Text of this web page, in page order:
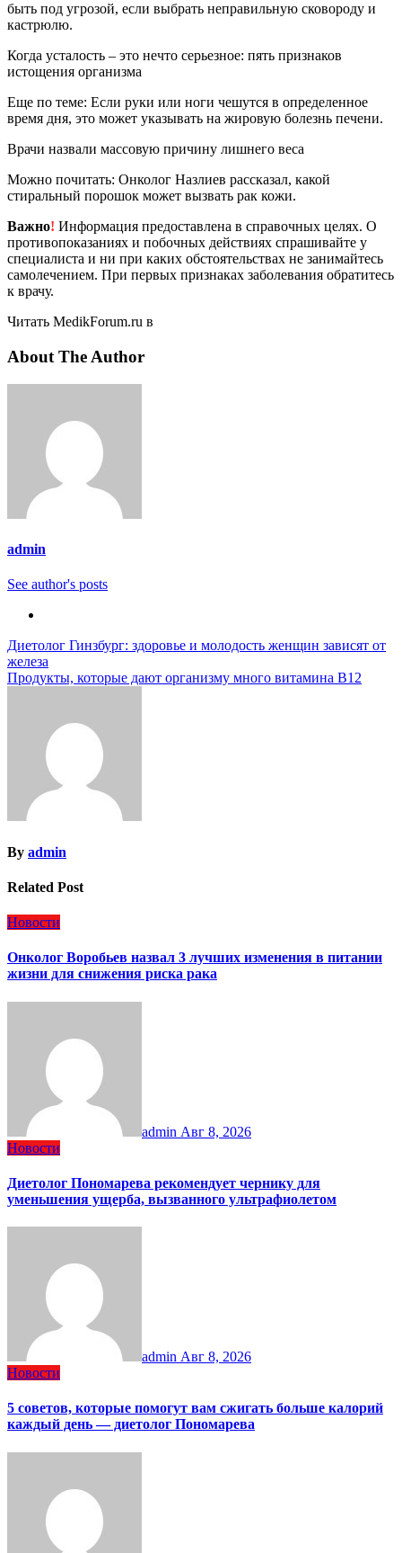
быть под угрозой, если выбрать неправильную сковороду и
кастрюлю.
Когда усталость – это нечто серьезное: пять признаков
истощения организма
Еще по теме: Если руки или ноги чешутся в определенное
время дня, это может указывать на жировую болезнь печени.
Врачи назвали массовую причину лишнего веса
Можно почитать: Онколог Назлиев рассказал, какой
стиральный порошок может вызвать рак кожи.
Важно! Информация предоставлена в справочных целях. О
противопоказаниях и побочных действиях спрашивайте у
специалиста и ни при каких обстоятельствах не занимайтесь
самолечением. При первых признаках заболевания обратитесь
к врачу.
Читать MedikForum.ru в
About The Author
admin
See author's posts
Навигация
по
Диетолог Гинзбург: здоровье и молодость женщин зависят от
железа
Продукты, которые дают организму много витамина B12
By admin
Related Post
Новости
Онколог Воробьев назвал 3 лучших изменения в питании
жизни для снижения риска рака
admin Авг 8, 2026
Новости
Диетолог Пономарева рекомендует чернику для
уменьшения ущерба, вызванного ультрафиолетом
admin Авг 8, 2026
Новости
5 советов, которые помогут вам сжигать больше калорий
каждый день — диетолог Пономарева